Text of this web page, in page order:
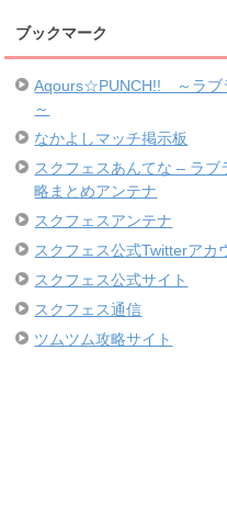
ブックマーク
Aqours☆PUNCH!! ～ラブ
～
なかよしマッチ掲示板
スクフェスあんてな – ラ
略まとめアンテナ
スクフェスアンテナ
スクフェス公式Twitterアカ
スクフェス公式サイト
スクフェス通信
ツムツム攻略サイト